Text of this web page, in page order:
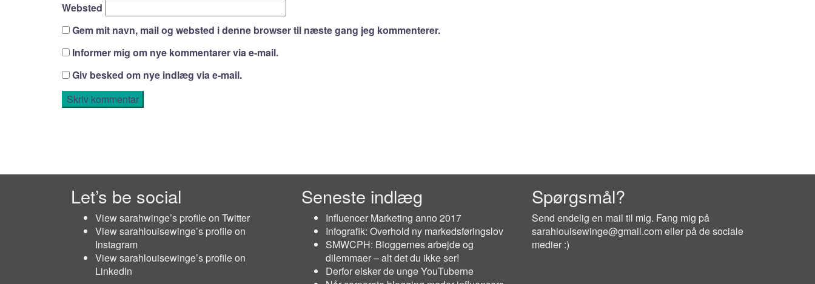
Websted
Gem mit navn, mail og websted i denne browser til næste gang jeg kommenterer.
Informer mig om nye kommentarer via e-mail.
Giv besked om nye indlæg via e-mail.
Let’s be social
View sarahwinge’s profile on Twitter
View sarahlouisewinge’s profile on
Instagram
View sarahlouisewinge’s profile on
LinkedIn
Seneste indlæg
Influencer Marketing anno 2017
Infografik: Overhold ny markedsføringslov
SMWCPH: Bloggernes arbejde og
dilemmaer – alt det du ikke ser!
Derfor elsker de unge YouTuberne
Spørgsmål?
Send endelig en mail til mig. Fang mig på
sarahlouisewinge@gmail.com eller på de sociale
medier :)